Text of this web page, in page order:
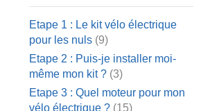
Etape 1 : Le kit vélo électrique
pour les nuls (9)
Etape 2 : Puis-je installer moi-
même mon kit ? (3)
Etape 3 : Quel moteur pour mon
vélo électrique ? (15)